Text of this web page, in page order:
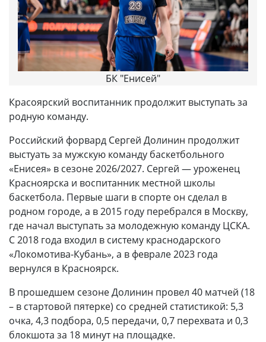
БК "Енисей"
Красоярский воспитанник продолжит выступать за
родную команду.
Российский форвард Сергей Долинин продолжит
выстуать за мужскую команду баскетбольного
«Енисея» в сезоне 2026/2027. Сергей — уроженец
Красноярска и воспитанник местной школы
баскетбола. Первые шаги в спорте он сделал в
родном городе, а в 2015 году перебрался в Москву,
где начал выступать за молодежную команду ЦСКА.
С 2018 года входил в систему краснодарского
«Локомотива-Кубань», а в феврале 2023 года
вернулся в Красноярск.
В прошедшем сезоне Долинин провел 40 матчей (18
– в стартовой пятерке) со средней статистикой: 5,3
очка, 4,3 подбора, 0,5 передачи, 0,7 перехвата и 0,3
блокшота за 18 минут на площадке.